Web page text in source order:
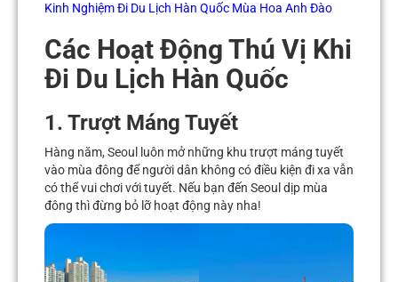
Kinh Nghiệm Đi Du Lịch Hàn Quốc Mùa Hoa Anh Đào
Các Hoạt Động Thú Vị Khi
Đi Du Lịch Hàn Quốc
1. Trượt Máng Tuyết
Hàng năm, Seoul luôn mở những khu trượt máng tuyết
vào mùa đông để người dân không có điều kiện đi xa vẫn
có thể vui chơi với tuyết. Nếu bạn đến Seoul dịp mùa
đông thì đừng bỏ lỡ hoạt động này nha!